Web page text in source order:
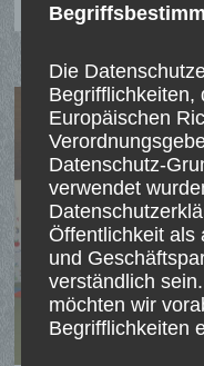
Die
Begrifflichkeiten,
Europäischen
Datenschutz-
verwendet
Öffentlichkeit als
und
verständlich
möchten wir
Begrifflichkeiten